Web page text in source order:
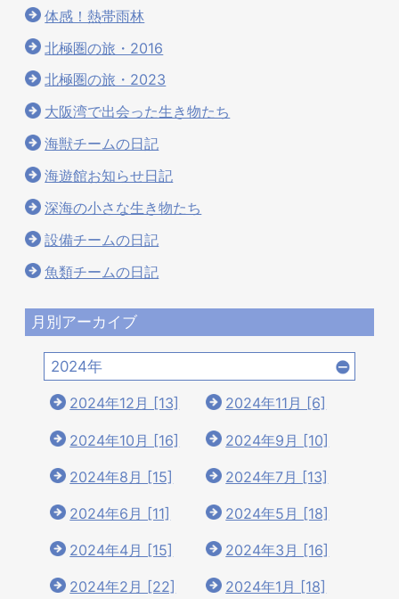
体感！熱帯雨林
北極圏の旅・2016
北極圏の旅・2023
大阪湾で出会った生き物たち
海獣チームの日記
海遊館お知らせ日記
深海の小さな生き物たち
設備チームの日記
魚類チームの日記
月別アーカイブ
2024年
2024年12月 [13] 2024年11月 [6]
2024年10月 [16] 2024年9月 [10]
2024年8月 [15] 2024年7月 [13]
2024年6月 [11] 2024年5月 [18]
2024年4月 [15] 2024年3月 [16]
2024年2月 [22] 2024年1月 [18]